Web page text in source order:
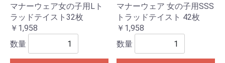
マナーウェア女の子用Lト
ラッドテイスト32枚
￥1,958
数量
マナーウェア 女の子用SSS
トラッドテイスト 42枚
￥1,958
数量